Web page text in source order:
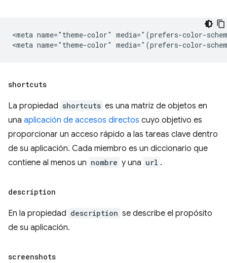
<meta name="theme-color" media="(prefers-color-
shortcuts
La propiedad shortcuts es una matriz de objetos en
una aplicación de accesos directos cuyo objetivo es
proporcionar un acceso rápido a las tareas clave dentro
de su aplicación. Cada miembro es un diccionario que
contiene al menos un nombre y una url .
description
En la propiedad description se describe el propósito
de su aplicación.
screenshots